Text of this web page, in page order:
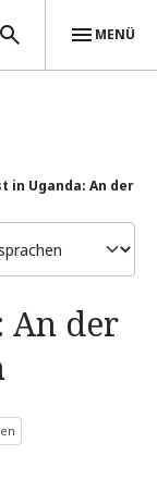
MENÜ
in Uganda: An der
An der